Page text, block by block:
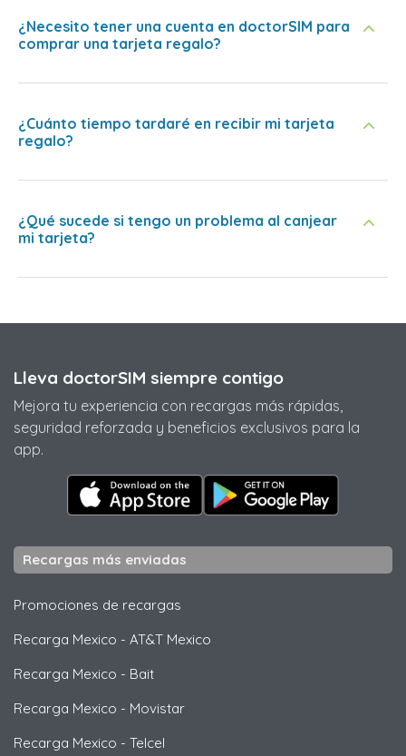
¿Necesito tener una cuenta en doctorSIM para
comprar una tarjeta regalo?
¿Cuánto tiempo tardaré en recibir mi tarjeta
regalo?
¿Qué sucede si tengo un problema al canjear
mi tarjeta?
Lleva doctorSIM siempre contigo
Mejora tu experiencia con recargas más rápidas,
seguridad reforzada y beneficios exclusivos para la
app.
Recargas más enviadas
Promociones de recargas
Recarga Mexico - AT&T Mexico
Recarga Mexico - Bait
Recarga Mexico - Movistar
Recarga Mexico - Telcel